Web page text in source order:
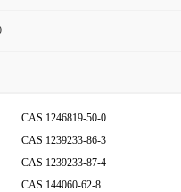
CAS 1246819-50-0
CAS 1239233-86-3
CAS 1239233-87-4
CAS 144060-62-8